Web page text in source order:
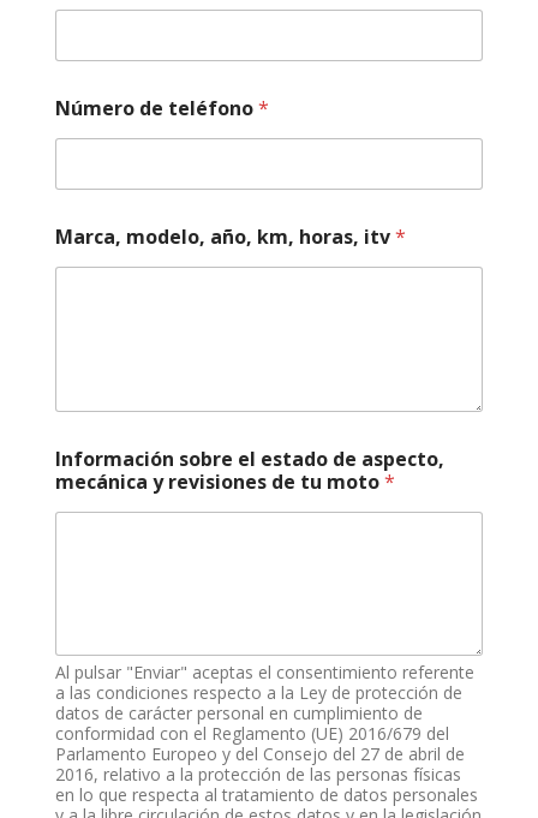
Número de teléfono*
o
r
b
r
e
Marca, modelo, año, km, horas, itv*
Información sobre el estado de aspecto,
mecánica y revisiones de tu moto*
Al pulsar "Enviar" aceptas el consentimiento referente
a las condiciones respecto a la Ley de protección de
datos de carácter personal en cumplimiento de
conformidad con el Reglamento (UE) 2016/679 del
Parlamento Europeo y del Consejo del 27 de abril de
2016, relativo a la protección de las personas físicas
en lo que respecta al tratamiento de datos personales